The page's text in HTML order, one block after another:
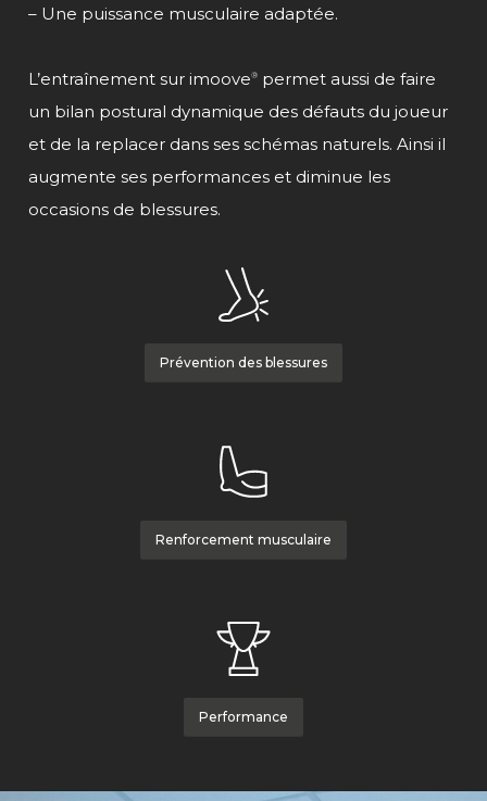
– Une puissance musculaire adaptée.
L’entraînement sur imoove®permet aussi de faire
un bilan postural dynamique des défauts du joueur
et de la replacer dans ses schémas naturels. Ainsi il
augmente ses performances et diminue les
occasions de blessures.
Prévention des blessures
Renforcement musculaire
Performance